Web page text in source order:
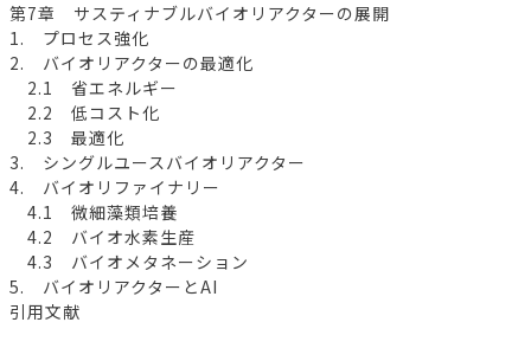
第7章 サスティナブルバイオリアクターの展開
1. プロセス強化
2. バイオリアクターの最適化
2.1 省エネルギー
2.2 低コスト化
2.3 最適化
3. シングルユースバイオリアクター
4. バイオリファイナリー
4.1 微細藻類培養
4.2 バイオ水素生産
4.3 バイオメタネーション
5. バイオリアクターとAI
引用文献